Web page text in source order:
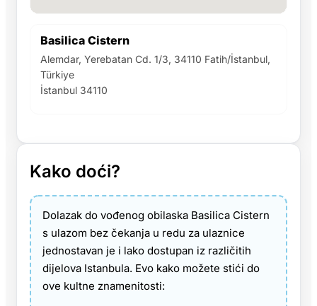
Basilica Cistern
Alemdar, Yerebatan Cd. 1/3, 34110 Fatih/İstanbul,
Türkiye
İstanbul 34110
Kako doći?
Dolazak do vođenog obilaska Basilica Cistern
s ulazom bez čekanja u redu za ulaznice
jednostavan je i lako dostupan iz različitih
dijelova Istanbula. Evo kako možete stići do
ove kultne znamenitosti: